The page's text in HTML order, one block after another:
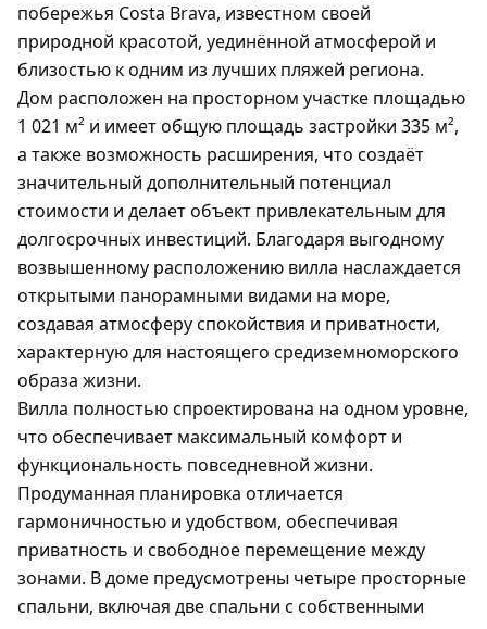
побережья Costa Brava, известном своей
природной красотой, уединённой атмосферой и
близостью к одним из лучших пляжей региона.
Дом расположен на просторном участке площадью
1 021 м² и имеет общую площадь застройки 335 м²,
а также возможность расширения, что создаёт
значительный дополнительный потенциал
стоимости и делает объект привлекательным для
долгосрочных инвестиций. Благодаря выгодному
возвышенному расположению вилла наслаждается
открытыми панорамными видами на море,
создавая атмосферу спокойствия и приватности,
характерную для настоящего средиземноморского
образа жизни.
Вилла полностью спроектирована на одном уровне,
что обеспечивает максимальный комфорт и
функциональность повседневной жизни.
Продуманная планировка отличается
гармоничностью и удобством, обеспечивая
приватность и свободное перемещение между
зонами. В доме предусмотрены четыре просторные
спальни, включая две спальни с собственными